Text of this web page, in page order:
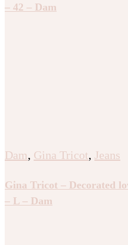
– 42 – Dam
Dam, Gina Tricot, Jeans
Gina Tricot – Decorated
– L – Dam